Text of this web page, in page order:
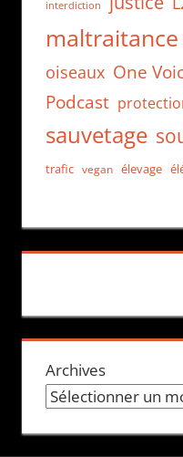
interdiction
oiseaux One
Podcast
sauvetage
trafic vegan élevage
Archives